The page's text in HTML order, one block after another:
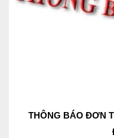
THÔNG BÁO ĐƠN